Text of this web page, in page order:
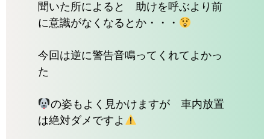
聞いた所によると 助けを呼ぶより前
に意識がなくなるとか・・・
今回は逆に警告音鳴ってくれてよかっ
た
の姿もよく見かけますが 車内放置
は絶対ダメですよ